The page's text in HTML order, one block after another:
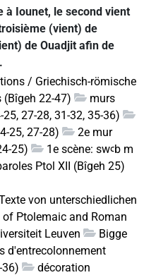
à Iounet, le second vient
(vient) de
de Ouadjit afin de
/ Griechisch-römische
(Bîgeh 22-47)
murs
27-28, 31-32, 35-36)
25, 27-28)
2e mur
25)
1e scène: swꜥb m
Ptol XII (Bîgeh 25)
von unterschiedlichen
of Ptolemaic and Roman
Leuven
Bigge
d'entrecolonnement
36)
décoration